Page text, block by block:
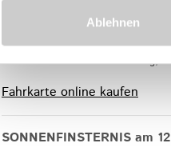
Ablehnen
Kontingentierte Berg- und
*ACHTUNG Sonderveranstaltung;
Fahrkarte online kaufen
SONNENFINSTERNIS am